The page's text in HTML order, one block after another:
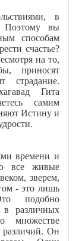
в
Поэтому вы
способам
счастье?
на то,
приносят
страдание.
Гита
самим
Истину и
времени и
все живые
зверем,
- это лишь
подобно
в различных
множестве
различий. Он